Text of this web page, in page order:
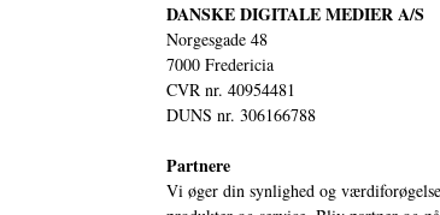
DANSKE DIGITALE MEDIER A/S
Norgesgade 48
7000 Fredericia
CVR nr. 40954481
DUNS nr. 306166788
Partnere
Vi øger din synlighed og